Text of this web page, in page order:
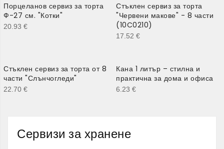
Порцеланов сервиз за торта
Ф-27 см. "Котки"
20.93 €
Стъклен сервиз за торта
"Червени макове" - 8 части
(10C0210)
17.52 €
Стъклен сервиз за торта от 8
части "Слънчогледи"
22.70 €
Кана 1 литър – стилна и
практична за дома и офиса
6.23 €
Сервизи за хранене